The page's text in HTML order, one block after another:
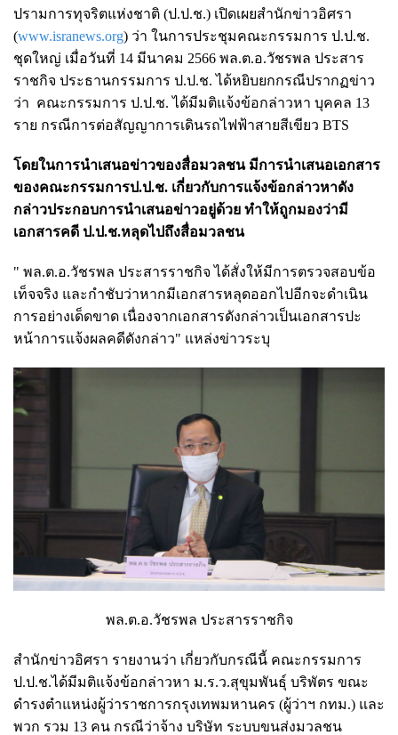
ปรามการทุจริตแห่งชาติ (ป.ป.ช.) เปิดเผยสำนักข่าวอิศรา
(www.isranews.org) ว่า ในการประชุมคณะกรรมการ ป.ป.ช.
ชุดใหญ่ เมื่อวันที่ 14 มีนาคม 2566 พล.ต.อ.วัชรพล ประสาร
ราชกิจ ประธานกรรมการ ป.ป.ช. ได้หยิบยกกรณีปรากฏข่าว
ว่า คณะกรรมการ ป.ป.ช. ได้มีมติแจ้งข้อกล่าวหา บุคคล 13
ราย กรณีการต่อสัญญาการเดินรถไฟฟ้าสายสีเขียว BTS
โดยในการนำเสนอข่าวของสื่อมวลชน มีการนำเสนอเอกสาร
ของคณะกรรมการป.ป.ช. เกี่ยวกับการแจ้งข้อกล่าวหาดัง
กล่าวประกอบการนำเสนอข่าวอยู่ด้วย ทำให้ถูกมองว่ามี
เอกสารคดี ป.ป.ช.หลุดไปถึงสื่อมวลชน
" พล.ต.อ.วัชรพล ประสารราชกิจ ได้สั่งให้มีการตรวจสอบข้อ
เท็จจริง และกำชับว่าหากมีเอกสารหลุดออกไปอีกจะดำเนิน
การอย่างเด็ดขาด เนื่องจากเอกสารดังกล่าวเป็นเอกสารปะ
หน้าการแจ้งผลคดีดังกล่าว" แหล่งข่าวระบุ
พล.ต.อ.วัชรพล ประสารราชกิจ
สำนักข่าวอิศรา รายงานว่า เกี่ยวกับกรณีนี้ คณะกรรมการ
ป.ป.ช.ได้มีมติแจ้งข้อกล่าวหา ม.ร.ว.สุขุมพันธุ์ บริพัตร ขณะ
ดำรงตำแหน่งผู้ว่าราชการกรุงเทพมหานคร (ผู้ว่าฯ กทม.) และ
พวก รวม 13 คน กรณีว่าจ้าง บริษัท ระบบขนส่งมวลชน